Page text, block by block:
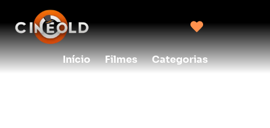
Início Filmes Categorias